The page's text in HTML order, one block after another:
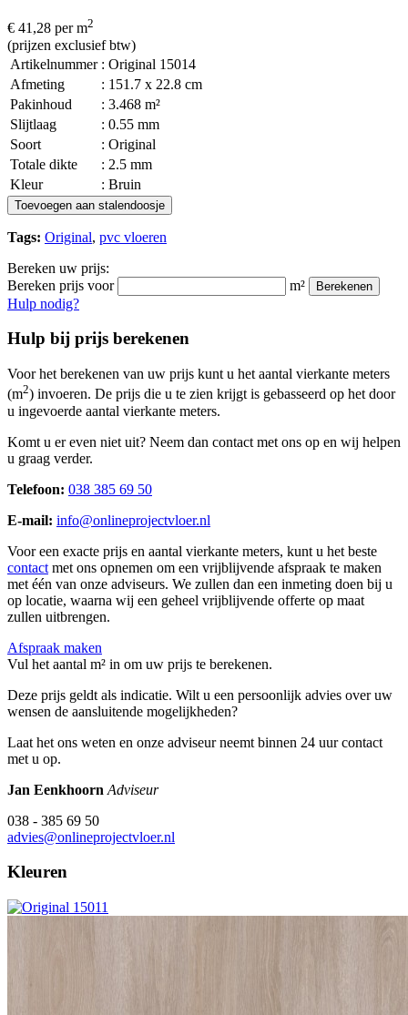
€ 41,28 per m2
(prijzen exclusief btw)
Artikelnummer : Original 15014
Afmeting
: 151.7 x 22.8 cm
Pakinhoud
: 3.468 m²
Slijtlaag
: 0.55 mm
Soort
: Original
Totale dikte
: 2.5 mm
Kleur
: Bruin
Toevoegen aan stalendoosje
Tags: Original, pvc vloeren
Bereken uw prijs:
Bereken prijs voor
m² Berekenen
Hulp nodig?
Hulp bij prijs berekenen
Voor het berekenen van uw prijs kunt u het aantal vierkante meters
(m2) invoeren. De prijs die u te zien krijgt is gebasseerd op het door
u ingevoerde aantal vierkante meters.
Komt u er even niet uit? Neem dan contact met ons op en wij helpen
u graag verder.
Telefoon: 038 385 69 50
E-mail: info@onlineprojectvloer.nl
Voor een exacte prijs en aantal vierkante meters, kunt u het beste
contact met ons opnemen om een vrijblijvende afspraak te maken
met één van onze adviseurs. We zullen dan een inmeting doen bij u
op locatie, waarna wij een geheel vrijblijvende offerte op maat
zullen uitbrengen.
Afspraak maken
Vul het aantal m² in om uw prijs te berekenen.
Deze prijs geldt als indicatie. Wilt u een persoonlijk advies over uw
wensen de aansluitende mogelijkheden?
Laat het ons weten en onze adviseur neemt binnen 24 uur contact
met u op.
Jan Eenkhoorn Adviseur
038 - 385 69 50
advies@onlineprojectvloer.nl
Kleuren